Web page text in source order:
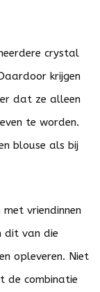
crystal
krijgen
dat ze alleen
te worden.
blouse als bij
vriendinnen
dit van die
opleveren. Niet
de combinatie